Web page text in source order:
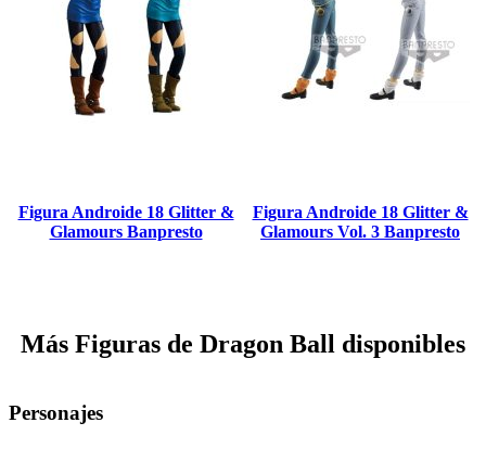
Figura Androide 18 Glitter &
Glamours Banpresto
Figura Androide 18 Glitter &
Glamours Vol. 3 Banpresto
Más Figuras de Dragon Ball disponibles
Personajes